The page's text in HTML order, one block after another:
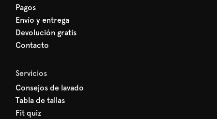
Pagos
Envío y entrega
Devolución gratis
Contacto
Servicios
Consejos de lavado
Tabla de tallas
Fit quiz